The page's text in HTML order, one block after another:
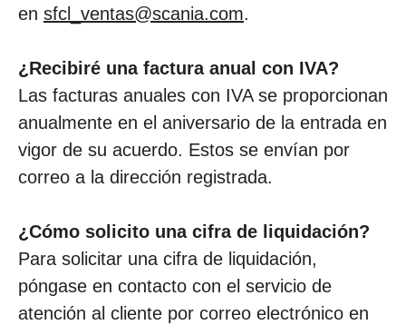
en sfcl_ventas@scania.com.
¿Recibiré una factura anual con IVA?
Las facturas anuales con IVA se proporcionan
anualmente en el aniversario de la entrada en
vigor de su acuerdo. Estos se envían por
correo a la dirección registrada.
¿Cómo solicito una cifra de liquidación?
Para solicitar una cifra de liquidación,
póngase en contacto con el servicio de
atención al cliente por correo electrónico en